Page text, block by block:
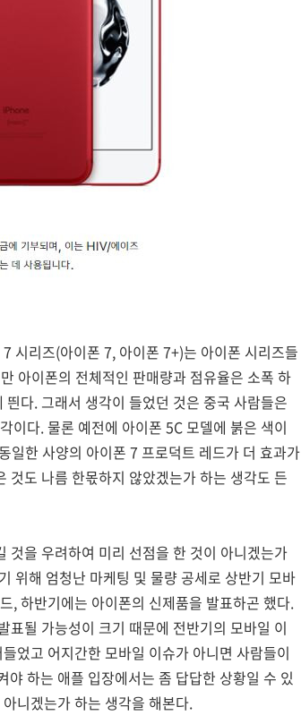
시리즈(아이폰 7, 아이폰 7+)는 아이폰 시리즈들
아이폰의 전체적인 판매량과 점유율은 소폭 하
다. 그래서 생각이 들었던 것은 중국 사람들은
이다. 물론 예전에 아이폰 5C 모델에 붉은 색이
일한 사양의 아이폰 7 프로덕트 레드가 더 효과가
것도 나름 한몫하지 않았겠는가 하는 생각도 든
것을 우려하여 미리 선점을 한 것이 아니겠는가
위해 엄청난 마케팅 및 물량 공세로 상반기 모바
, 하반기에는 아이폰의 신제품을 발표하곤 했다.
될 가능성이 크기 때문에 전반기의 모바일 이
었고 어지간한 모바일 이슈가 아니면 사람들이
하는 애플 입장에서는 좀 답답한 상황일 수 있
니겠는가 하는 생각을 해본다.